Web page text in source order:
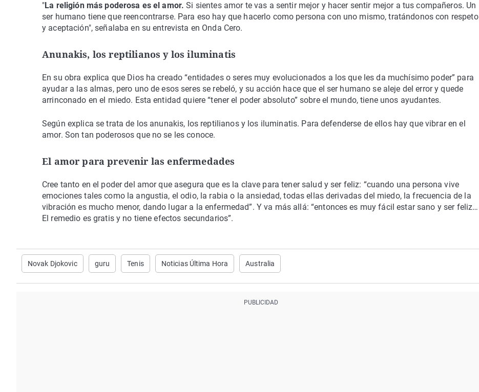
"La religión más poderosa es el amor. Si sientes amor te vas a sentir mejor y hacer sentir mejor a tus compañeros. Un
ser humano tiene que reencontrarse. Para eso hay que hacerlo como persona con uno mismo, tratándonos con respeto
y aceptación", señalaba en su entrevista en Onda Cero.
Anunakis, los reptilianos y los iluminatis
En su obra explica que Dios ha creado “entidades o seres muy evolucionados a los que les da muchísimo poder” para
ayudar a las almas, pero uno de esos seres se rebeló, y su acción hace que el ser humano se aleje del error y quede
arrinconado en el miedo. Esta entidad quiere “tener el poder absoluto” sobre el mundo, tiene unos ayudantes.
Según explica se trata de los anunakis, los reptilianos y los iluminatis. Para defenderse de ellos hay que vibrar en el
amor. Son tan poderosos que no se les conoce.
El amor para prevenir las enfermedades
Cree tanto en el poder del amor que asegura que es la clave para tener salud y ser feliz: “cuando una persona vive
emociones tales como la angustia, el odio, la rabia o la ansiedad, todas ellas derivadas del miedo, la frecuencia de la
vibración es mucho menor, dando lugar a la enfermedad”. Y va más allá: “entonces es muy fácil estar sano y ser feliz…
El remedio es gratis y no tiene efectos secundarios”.
Novak Djokovic guru Tenis Noticias Última Hora Australia